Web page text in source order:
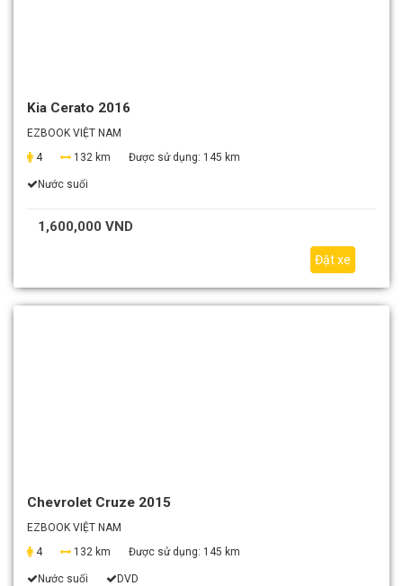
Kia Cerato 2016
EZBOOK VIỆT NAM
4
132 km Được sử dụng: 145 km
Nước suối
1,600,000 VND
Đặt xe
Chevrolet Cruze 2015
EZBOOK VIỆT NAM
4
132 km Được sử dụng: 145 km
Nước suối DVD